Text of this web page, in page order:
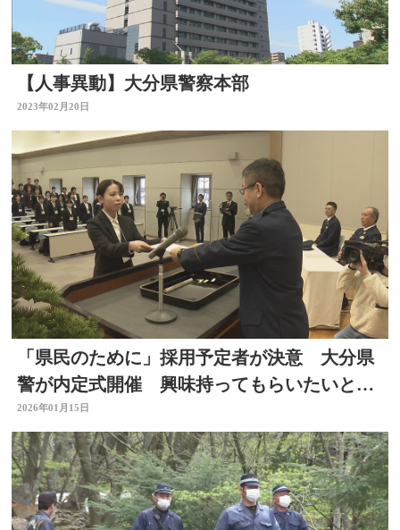
【人事異動】大分県警察本部
2023年02月20日
「県民のために」採用予定者が決意 大分県
警が内定式開催 興味持ってもらいたいと報
道陣に初公開
2026年01月15日